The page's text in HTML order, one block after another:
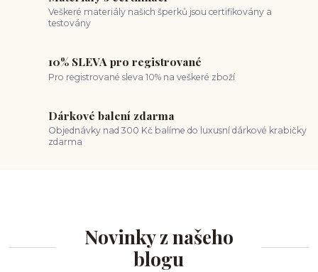
Veškeré materiály našich šperků jsou certifikovány a
testovány
10% SLEVA pro registrované
Pro registrované sleva 10% na veškeré zboží
Dárkové balení zdarma
Objednávky nad 300 Kč balíme do luxusní dárkové krabičky
zdarma
Novinky z našeho
blogu